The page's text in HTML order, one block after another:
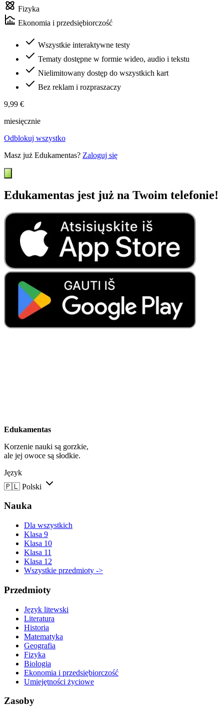
Fizyka
Ekonomia i przedsiębiorczość
Wszystkie interaktywne testy
Tematy dostępne w formie wideo, audio i tekstu
Nielimitowany dostęp do wszystkich kart
Bez reklam i rozpraszaczy
9,99 €
miesięcznie
Odblokuj wszystko
Masz już Edukamentas? Zaloguj się
Edukamentas jest już na Twoim telefonie!
Edukamentas
Korzenie nauki są gorzkie,
ale jej owoce są słodkie.
Język
🇵🇱 Polski
Nauka
Dla wszystkich
Klasa 9
Klasa 10
Klasa 11
Klasa 12
Wszystkie przedmioty ->
Przedmioty
Język litewski
Literatura
Historia
Matematyka
Geografia
Fizyka
Biologia
Ekonomia i przedsiębiorczość
Umiejętności życiowe
Zasoby